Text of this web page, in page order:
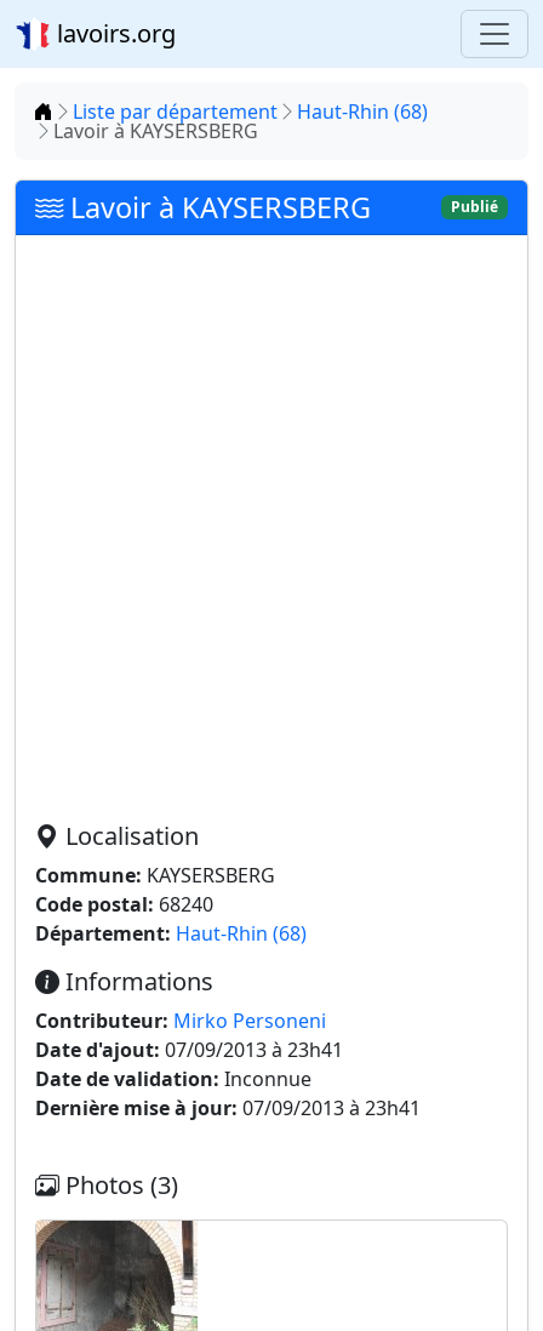
lavoirs.org
Accueil
Liste par département Haut-Rhin (68)
Lavoir à KAYSERSBERG
Lavoir à KAYSERSBERG Publié
Localisation
Commune: KAYSERSBERG
Code postal: 68240
Département: Haut-Rhin (68)
Informations
Contributeur: Mirko Personeni
Date d'ajout: 07/09/2013 à 23h41
Date de validation: Inconnue
Dernière mise à jour: 07/09/2013 à 23h41
Photos (3)